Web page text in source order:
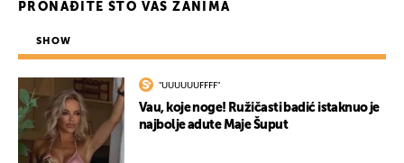
PRONAĐITE ŠTO VAS ZANIMA
SHOW
"UUUUUUFFFF"
Vau, koje noge! Ružičasti badić istaknuo je
najbolje adute Maje Šuput